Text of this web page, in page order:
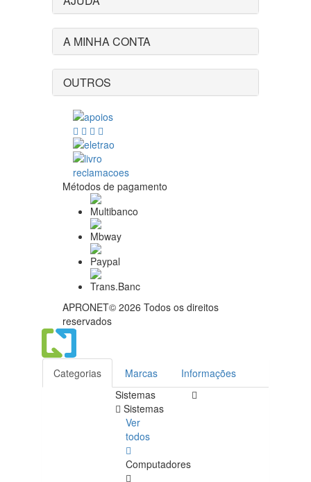
A MINHA CONTA
OUTROS
Métodos de pagamento
APRONET© 2026 Todos os direitos
reservados
Categorias Marcas
Informações
Sistemas
Sistemas
Ver
todos
Computadores